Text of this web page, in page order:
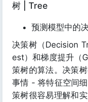
树 | Tree
预测模型中的
决策树（Decision
est）和梯度提升（
策树的算法。决策
事情 - 将特征空间
策树很容易理解和